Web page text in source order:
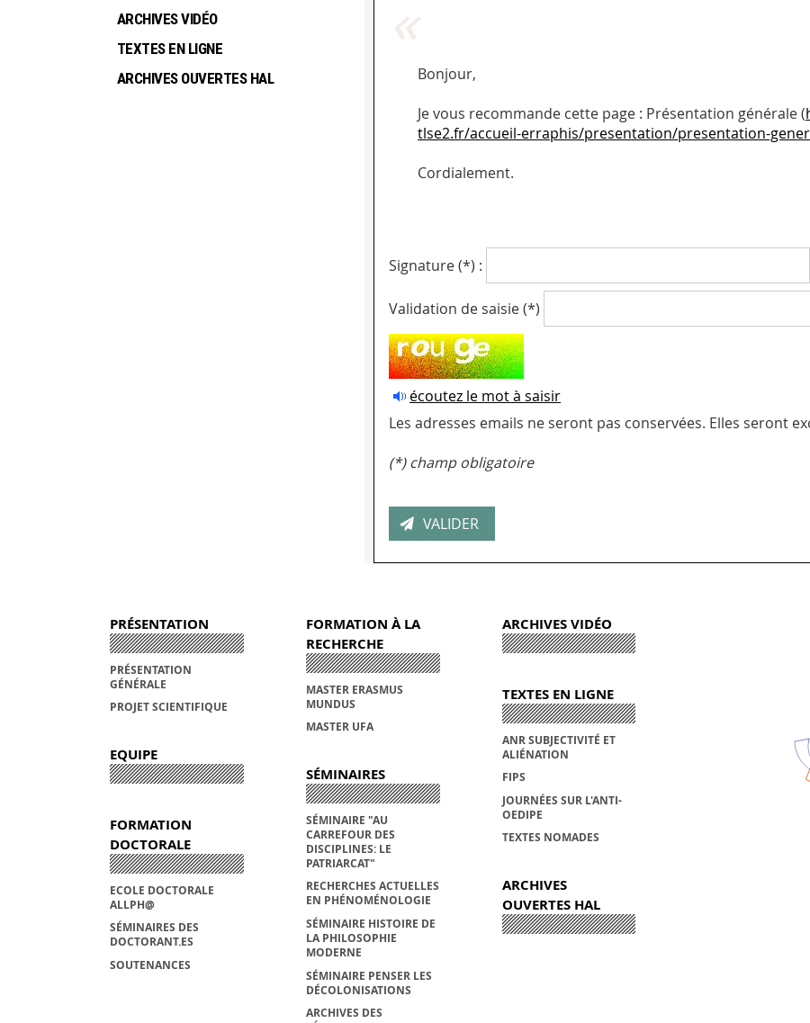
Bonjour,
Je vous recommande cette page : Présentation générale (
tlse2.fr/accueil-erraphis/presentation/presentation-
Cordialement.
Signature (*) :
Validation de saisie (*)
écoutez le mot à saisir
Les adresses emails ne seront pas conservées. Elles seront
(*) champ obligatoire
ARCHIVES VIDÉO
TEXTES EN LIGNE
ARCHIVES OUVERTES HAL
PRÉSENTATION
PRÉSENTATION
GÉNÉRALE
PROJET SCIENTIFIQUE
EQUIPE
FORMATION
DOCTORALE
ECOLE DOCTORALE
ALLPH@
SÉMINAIRES DES
DOCTORANT.ES
SOUTENANCES
FORMATION À LA
RECHERCHE
MASTER ERASMUS
MUNDUS
MASTER UFA
SÉMINAIRES
SÉMINAIRE "AU
CARREFOUR DES
DISCIPLINES: LE
PATRIARCAT"
RECHERCHES ACTUELLES
EN PHÉNOMÉNOLOGIE
SÉMINAIRE HISTOIRE DE
LA PHILOSOPHIE
MODERNE
SÉMINAIRE PENSER LES
DÉCOLONISATIONS
ARCHIVES DES
ARCHIVES VIDÉO
TEXTES EN LIGNE
ANR SUBJECTIVITÉ ET
ALIÉNATION
FIPS
JOURNÉES SUR L'ANTI-
OEDIPE
TEXTES NOMADES
ARCHIVES
OUVERTES HAL